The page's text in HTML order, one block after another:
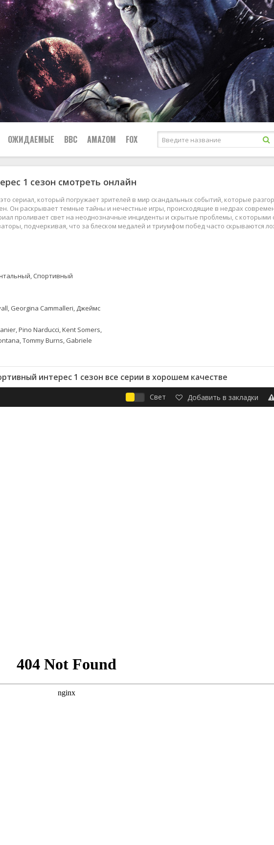
Боевики
Приключения
Фантастика
Ужасы
Военные
Семейные
ОЖИДАЕМЫЕ BBC AMAZOM FOX
1 сезон смотреть онлайн
сериал, который погружает зрителей в мир скандальных событий, которые
Он раскрывает темные тайны и нечестные игры, происходящие в недрах
проливает свет на неоднозначные инциденты и скрытые проблемы, с которыми
подчеркивая, что за блеском медалей и триумфом побед часто скрываются
Спортивный
Georgina Cammalleri, Джеймс
Pino Narducci, Kent Somers,
Tommy Burns, Gabriele
интерес 1 сезон все серии в хорошем качестве
Свет Добавить в закладки